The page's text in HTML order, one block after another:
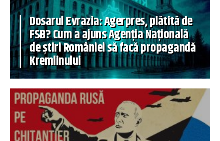
Dosarul Evrazia: Agerpres, plătită de
FSB? Cum a ajuns Agenția Națională
de știri României să facă propagandă
Kremlinului